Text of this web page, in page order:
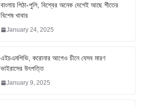
বাংলায় পিঠা-পুলি, বিশ্বের অনেক দেশেই আছে শীতের
বিশেষ খাবার
January 24, 2025
এইচএমপিভি, করোনার আগেও চীনে যেসব মারণ
ভাইরাসের উৎপত্তি
January 9, 2025